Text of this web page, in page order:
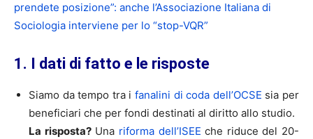
prendete posizione”: anche l’Associazione Italiana di
Sociologia interviene per lo “stop-VQR”
1. I dati di fatto e le risposte
Siamo da tempo tra i fanalini di coda dell’OCSE sia per
beneficiari che per fondi destinati al diritto allo studio.
La risposta?Una riforma dell’ISEE che riduce del 20-